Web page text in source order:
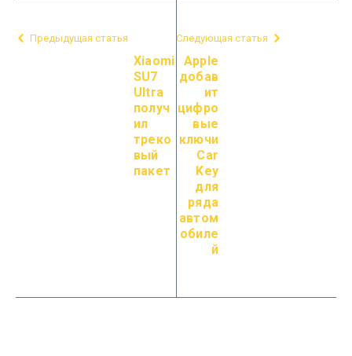
Предыдущая статья
Xiaomi
SU7
Ultra
получ
ил
треко
вый
пакет
Следующая статья
Apple
добав
ит
цифро
вые
ключи
Car
Key
для
ряда
автом
обиле
й